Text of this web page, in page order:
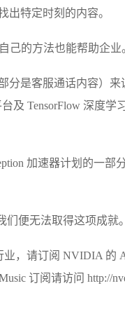
出特定时刻的内容。
己的方法也能帮助企业
分是客服通话内容）
及 TensorFlow 深度学
加速器计划的一部
们便无法取得这项成就
，请订阅 NVIDIA 的
订阅请访问 http://